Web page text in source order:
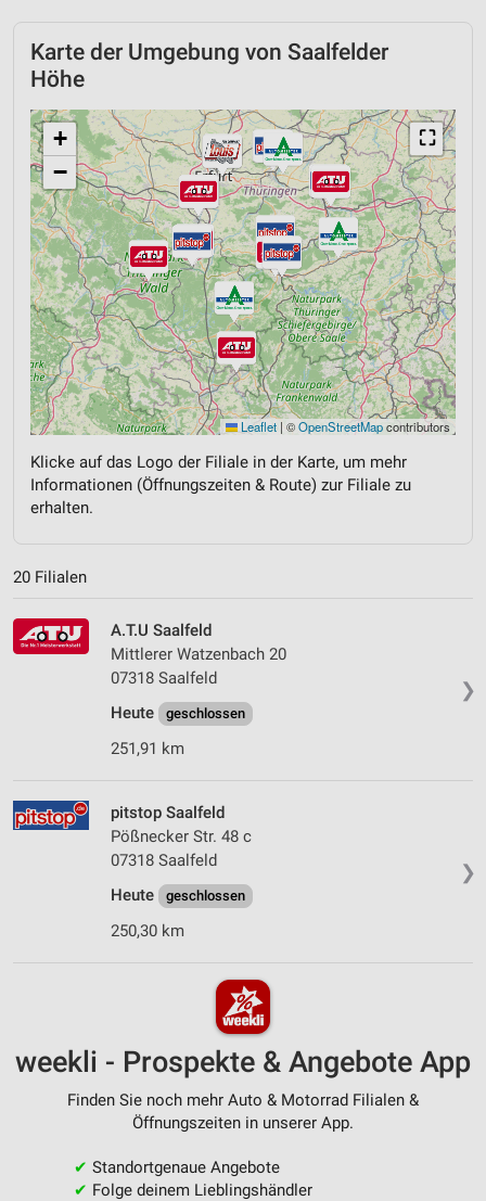
Karte der Umgebung von Saalfelder
Höhe
⛶
+
−
Leaflet | ©OpenStreetMapcontributors
Klicke auf das Logo der Filiale in der Karte, um mehr
Informationen (Öffnungszeiten & Route) zur Filiale zu
erhalten.
20 Filialen
❯
A.T.U Saalfeld
Mittlerer Watzenbach 20
07318 Saalfeld
Heute
geschlossen
251,91 km
❯
pitstop Saalfeld
Pößnecker Str. 48 c
07318 Saalfeld
Heute
geschlossen
250,30 km
weekli - Prospekte & Angebote App
Finden Sie noch mehr Auto & Motorrad Filialen &
Öffnungszeiten in unserer App.
✔ Standortgenaue Angebote
✔ Folge deinem Lieblingshändler